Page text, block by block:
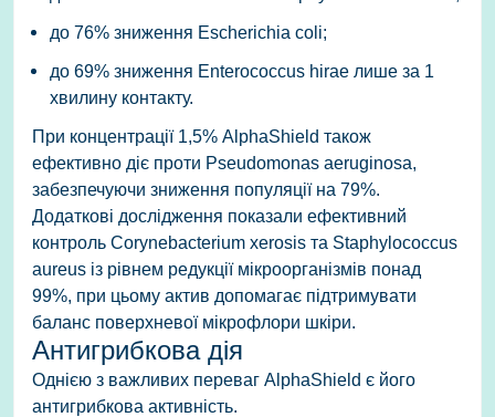
до 76% зниження Escherichia coli;
до 69% зниження Enterococcus hirae лише за 1
хвилину контакту.
При концентрації 1,5% AlphaShield також
ефективно діє проти Pseudomonas aeruginosa,
забезпечуючи зниження популяції на 79%.
Додаткові дослідження показали ефективний
контроль Corynebacterium xerosis та Staphylococcus
aureus із рівнем редукції мікроорганізмів понад
99%, при цьому актив допомагає підтримувати
баланс поверхневої мікрофлори шкіри.
Антигрибкова дія
Однією з важливих переваг AlphaShield є його
антигрибкова активність.